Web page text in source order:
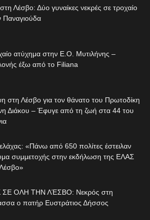
Λέσβο: Δύο γυναίκες νεκρές σε τροχαίο
Παναγιούδα
ατύχημα στην Ε.Ο. Μυτιλήνης –
έξω από το Filiana
στη Λέσβο για τον θάνατο του Πρωτοδίκη
Διάκου – Έφυγε από τη ζωή στα 44 του
«Πάνω από 650 πολίτες έστειλαν
συμμετοχής στην εκδήλωση της ΕΛΑΣ
ΟΛΗ ΤΗΝ ΛΈΣΒΟ: Νεκρός στη
ο πατήρ Ευστράτιος Δήσσος